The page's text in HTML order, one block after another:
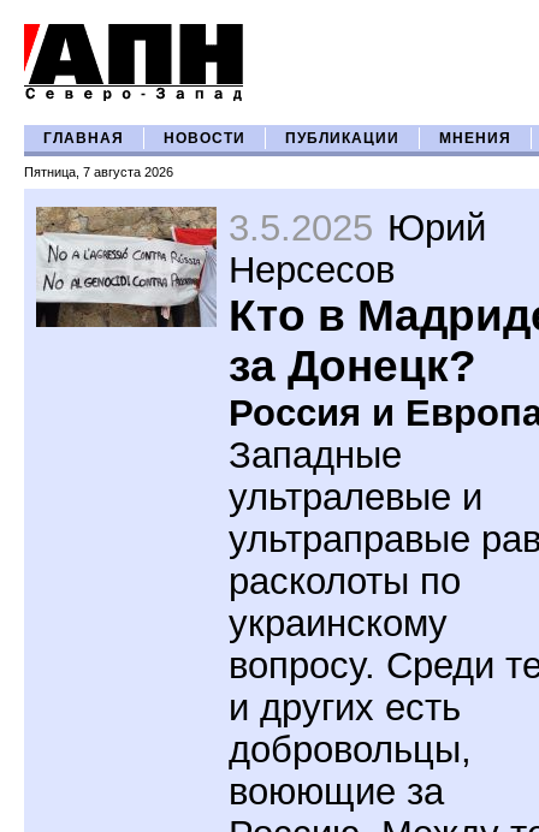
ГЛАВНАЯ НОВОСТИ ПУБЛИКАЦИИ МНЕНИЯ
Пятница, 7 августа 2026
3.5.2025 Юрий
Нерсесов
Кто в
за Донецк?
Россия и
Западные
ультралевые и
ультраправые
расколоты по
украинскому
вопросу. Среди
и других есть
добровольцы,
воюющие за